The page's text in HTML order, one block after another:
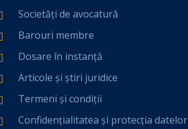
Societăți de avocatură
Barouri membre
Dosare în instanță
Articole și știri juridice
Termeni și condiții
Confidențialitatea și protecția datelor